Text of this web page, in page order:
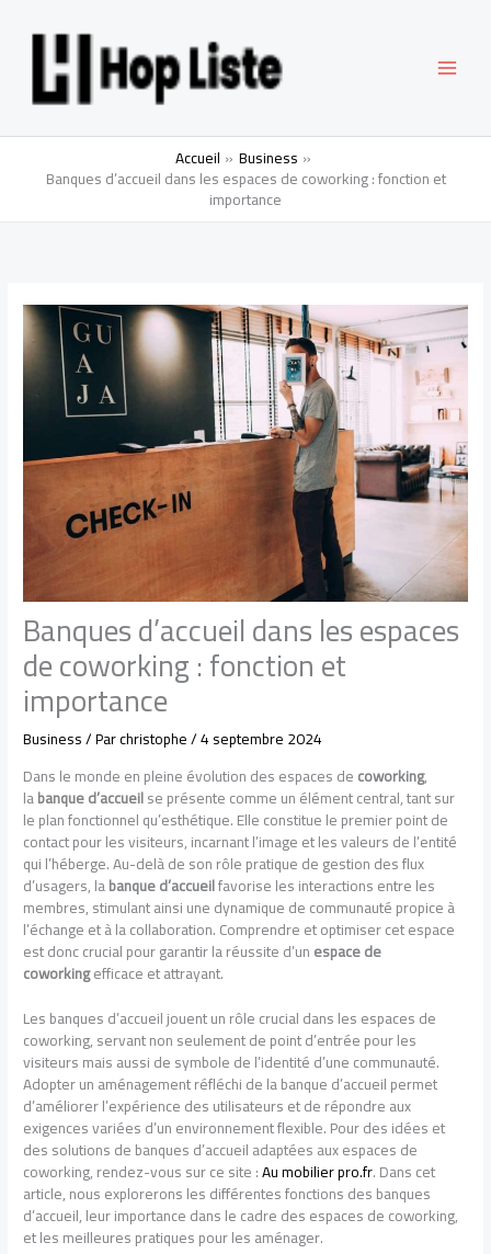
Accueil Business
Banques d’accueil dans les espaces de coworking : fonction et
importance
Banques d’accueil dans les espaces
de coworking : fonction et
importance
Business/ Parchristophe/4 septembre 2024
Dans le monde en pleine évolution des espaces decoworking,
labanque d’accueilse présente comme un élément central, tant sur
le plan fonctionnel qu’esthétique. Elle constitue le premier point de
contact pour les visiteurs, incarnant l’image et les valeurs de l’entité
qui l’héberge. Au-delà de son rôle pratique de gestion des flux
d’usagers, labanque d’accueilfavorise les interactions entre les
membres, stimulant ainsi une dynamique de communauté propice à
l’échange et à la collaboration. Comprendre et optimiser cet espace
est donc crucial pour garantir la réussite d’unespace de
coworkingefficace et attrayant.
Les banques d’accueil jouent un rôle crucial dans les espaces de
coworking, servant non seulement de point d’entrée pour les
visiteurs mais aussi de symbole de l’identité d’une communauté.
Adopter un aménagement réfléchi de la banque d’accueil permet
d’améliorer l’expérience des utilisateurs et de répondre aux
exigences variées d’un environnement flexible. Pour des idées et
des solutions de banques d’accueil adaptées aux espaces de
coworking, rendez-vous sur ce site :Au mobilier pro.fr. Dans cet
article, nous explorerons les différentes fonctions des banques
d’accueil, leur importance dans le cadre des espaces de coworking,
et les meilleures pratiques pour les aménager.